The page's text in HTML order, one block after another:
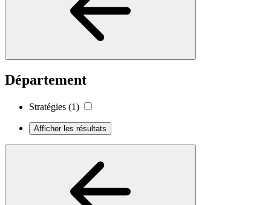
Département
Stratégies (1)
Afficher les résultats